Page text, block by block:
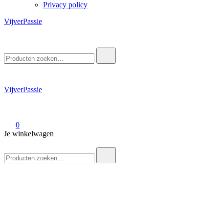
Privacy policy
VijverPassie
naar:
VijverPassie
0
Je winkelwagen
naar: